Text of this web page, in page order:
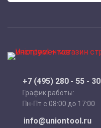
+7 (495) 280 - 55 - 30
График работы:
Пн-Пт с 08:00 до 17:00
info@uniontool.ru